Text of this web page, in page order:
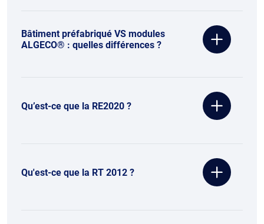
Bâtiment préfabriqué VS modules
ALGECO® : quelles différences ?
Qu’est-ce que la RE2020 ?
Qu'est-ce que la RT 2012 ?